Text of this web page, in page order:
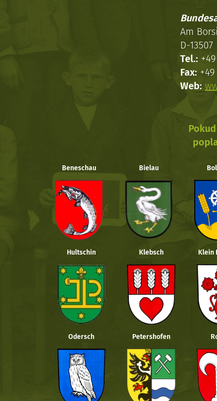
Am
D-
Tel.:
Fax:
Web:
Beneschau Bielau
Hultschin Klebsch Klein
Odersch Petershofen